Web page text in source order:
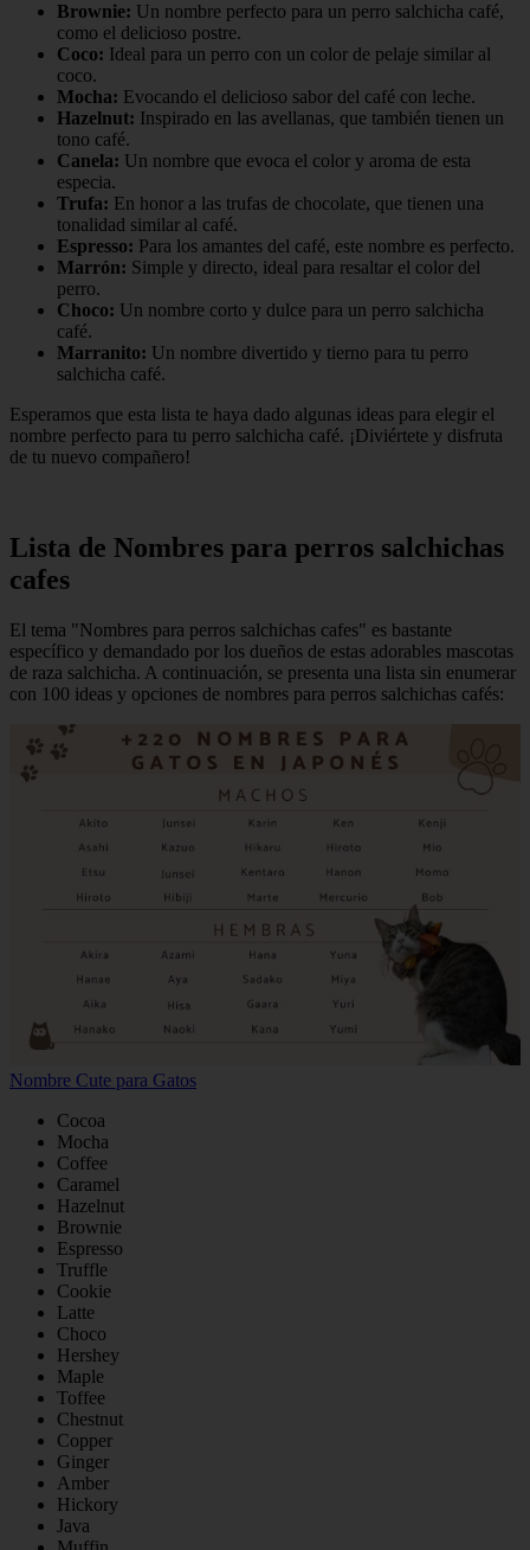
Brownie: Un nombre perfecto para un perro salchicha café,
como el delicioso postre.
Coco: Ideal para un perro con un color de pelaje similar al
coco.
Mocha: Evocando el delicioso sabor del café con leche.
Hazelnut: Inspirado en las avellanas, que también tienen un
tono café.
Canela: Un nombre que evoca el color y aroma de esta
especia.
Trufa: En honor a las trufas de chocolate, que tienen una
tonalidad similar al café.
Espresso: Para los amantes del café, este nombre es perfecto.
Marrón: Simple y directo, ideal para resaltar el color del
perro.
Choco: Un nombre corto y dulce para un perro salchicha
café.
Marranito: Un nombre divertido y tierno para tu perro
salchicha café.
Esperamos que esta lista te haya dado algunas ideas para elegir el
nombre perfecto para tu perro salchicha café. ¡Diviértete y disfruta
de tu nuevo compañero!
Lista de Nombres para perros salchichas
cafes
El tema "Nombres para perros salchichas cafes" es bastante
específico y demandado por los dueños de estas adorables mascotas
de raza salchicha. A continuación, se presenta una lista sin enumerar
con 100 ideas y opciones de nombres para perros salchichas cafés:
Nombre Cute para Gatos
Cocoa
Mocha
Coffee
Caramel
Hazelnut
Brownie
Espresso
Truffle
Cookie
Latte
Choco
Hershey
Maple
Toffee
Chestnut
Copper
Ginger
Amber
Hickory
Java